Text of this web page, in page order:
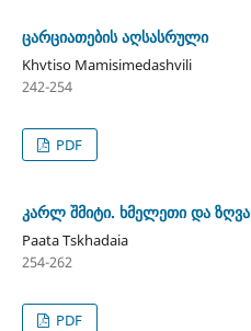
ცარციათების აღსასრული
Khvtiso Mamisimedashvili
242-254
PDF
კარლ შმიტი. ხმელეთი და ზღვა
Paata Tskhadaia
254-262
PDF